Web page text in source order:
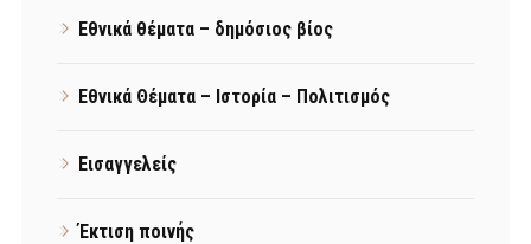
Εθνικά θέματα – δημόσιος βίος
Εθνικά Θέματα – Ιστορία – Πολιτισμός
Εισαγγελείς
Έκτιση ποινής